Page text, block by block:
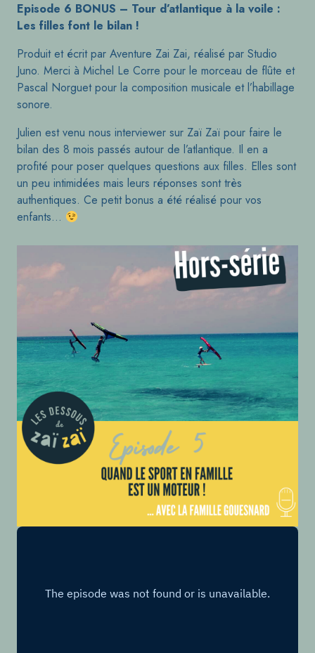
Episode 6 BONUS – Tour d’atlantique à la voile :
Les filles font le bilan !
Produit et écrit par Aventure Zai Zai, réalisé par Studio
Juno. Merci à Michel Le Corre pour le morceau de flûte et
Pascal Norguet pour la composition musicale et l’habillage
sonore.
Julien est venu nous interviewer sur Zaï Zaï pour faire le
bilan des 8 mois passés autour de l’atlantique. Il en a
profité pour poser quelques questions aux filles. Elles sont
un peu intimidées mais leurs réponses sont très
authentiques. Ce petit bonus a été réalisé pour vos
enfants…